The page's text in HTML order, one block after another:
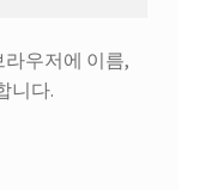
라우저에 이름,
니다.